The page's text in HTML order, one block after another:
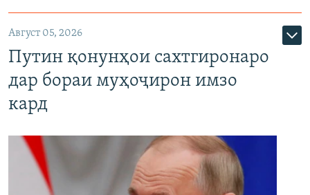
Август 05, 2026
Путин қонунҳои сахтгиронаро
дар бораи муҳоҷирон имзо
кард